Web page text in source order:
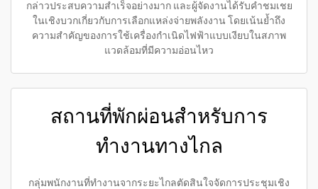
กล่าวประสบความสำเร็จอย่างมาก และผู้จัดงานได้รับคำชมเชย
ในเชิงบวกเกี่ยวกับการเลือกแหล่งจ่ายพลังงาน โดยเน้นย้ำถึง
ความสำคัญของการใช้เครื่องกำเนิดไฟฟ้าแบบเงียบในสภาพ
แวดล้อมที่มีความอ่อนไหว
สถานที่พักผ่อนสำหรับการ
ทำงานทางไกล
กลุ่มพนักงานที่ทำงานจากระยะไกลตัดสินใจจัดการประชุมเชิง